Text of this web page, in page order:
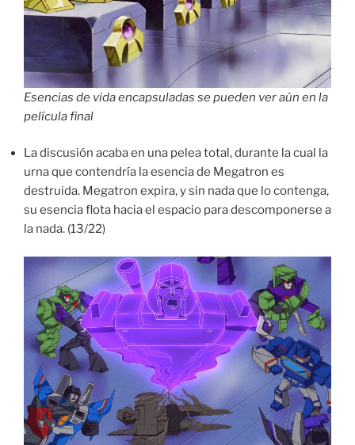
Esencias de vida encapsuladas se pueden ver aún en la
película final
La discusión acaba en una pelea total, durante la cual la
urna que contendría la esencia de Megatron es
destruida. Megatron expira, y sin nada que lo contenga,
su esencia flota hacia el espacio para descomponerse a
la nada. (13/22)